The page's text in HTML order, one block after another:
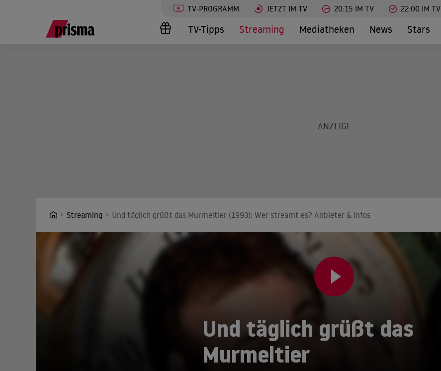
TV-PROGRAMM JETZT IM TV 20:15 IM TV 22:00 IM TV
TV-Tipps Streaming Mediatheken News Stars
Streaming Und täglich grüßt das Murmeltier (1993): Wer streamt es? Anbieter & Infos
Und täglich grüßt das
Murmeltier